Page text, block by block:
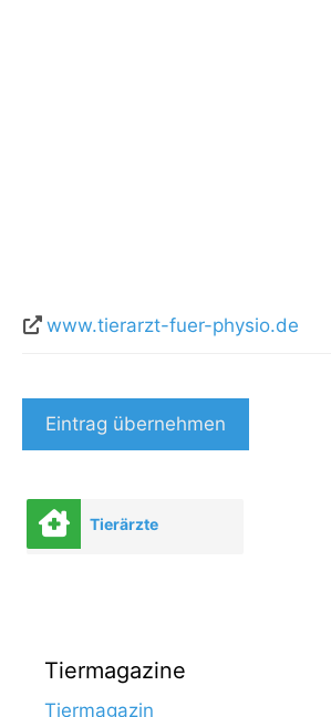
www.tierarzt-fuer-physio.de
Eintrag übernehmen
Tierärzte
Tiermagazine
Tiermagazin